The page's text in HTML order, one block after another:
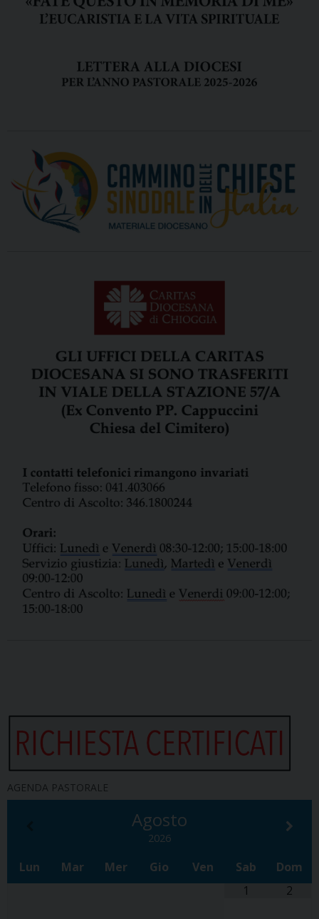
AGENDA PASTORALE
Agosto
2026
Lun Mar Mer Gio Ven Sab
Dom
1
2